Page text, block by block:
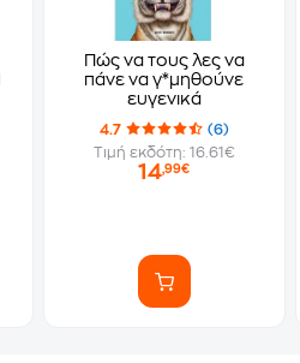
Πώς να τους λες να
πάνε να γ*μηθούνε
ευγενικά
4.7
(6)
Τιμή εκδότη: 16.61€
14,99€